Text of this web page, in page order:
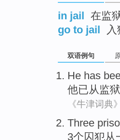
in jail
在监
go to jail
入
双语例句
He has
他已从监
《牛津词典》
Three
3个囚犯从